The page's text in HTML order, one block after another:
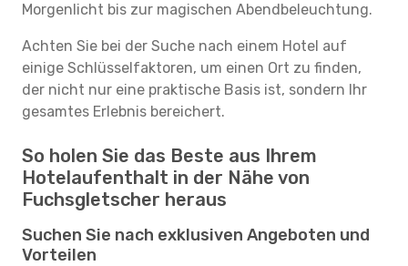
Morgenlicht bis zur magischen Abendbeleuchtung.
Achten Sie bei der Suche nach einem Hotel auf
einige Schlüsselfaktoren, um einen Ort zu finden,
der nicht nur eine praktische Basis ist, sondern Ihr
gesamtes Erlebnis bereichert.
So holen Sie das Beste aus Ihrem
Hotelaufenthalt in der Nähe von
Fuchsgletscher heraus
Suchen Sie nach exklusiven Angeboten und
Vorteilen